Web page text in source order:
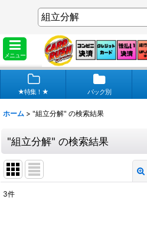
メニュー
★特集！★ パック別
ホーム > "組立分解" の検索結果
"組立分解" の検索結果
3件